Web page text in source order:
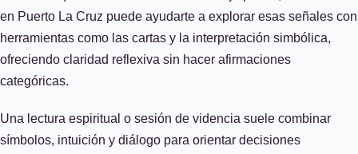
en Puerto La Cruz puede ayudarte a explorar esas señales con
herramientas como las cartas y la interpretación simbólica,
ofreciendo claridad reflexiva sin hacer afirmaciones
categóricas.
Una lectura espiritual o sesión de videncia suele combinar
símbolos, intuición y diálogo para orientar decisiones